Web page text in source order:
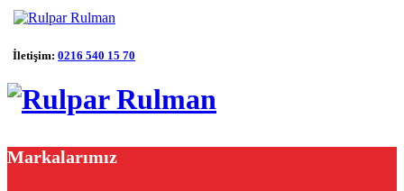
İletişim: 0216 540 15 70
Markalarımız